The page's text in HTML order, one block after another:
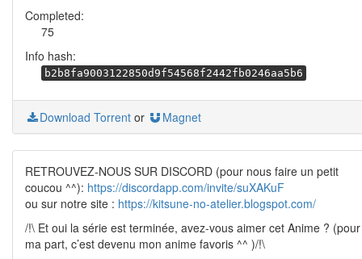
Completed:
75
Info hash:
b2b8fa9003122850d9f54568f2442fb0246aa5b6
Download Torrent or Magnet
RETROUVEZ-NOUS SUR DISCORD (pour nous faire un petit
coucou ^^): https://discordapp.com/invite/suXAKuF
ou sur notre site : https://kitsune-no-atelier.blogspot.com/
/!\ Et oui la série est terminée, avez-vous aimer cet Anime ? (pour
ma part, c’est devenu mon anime favoris ^^ )/!\